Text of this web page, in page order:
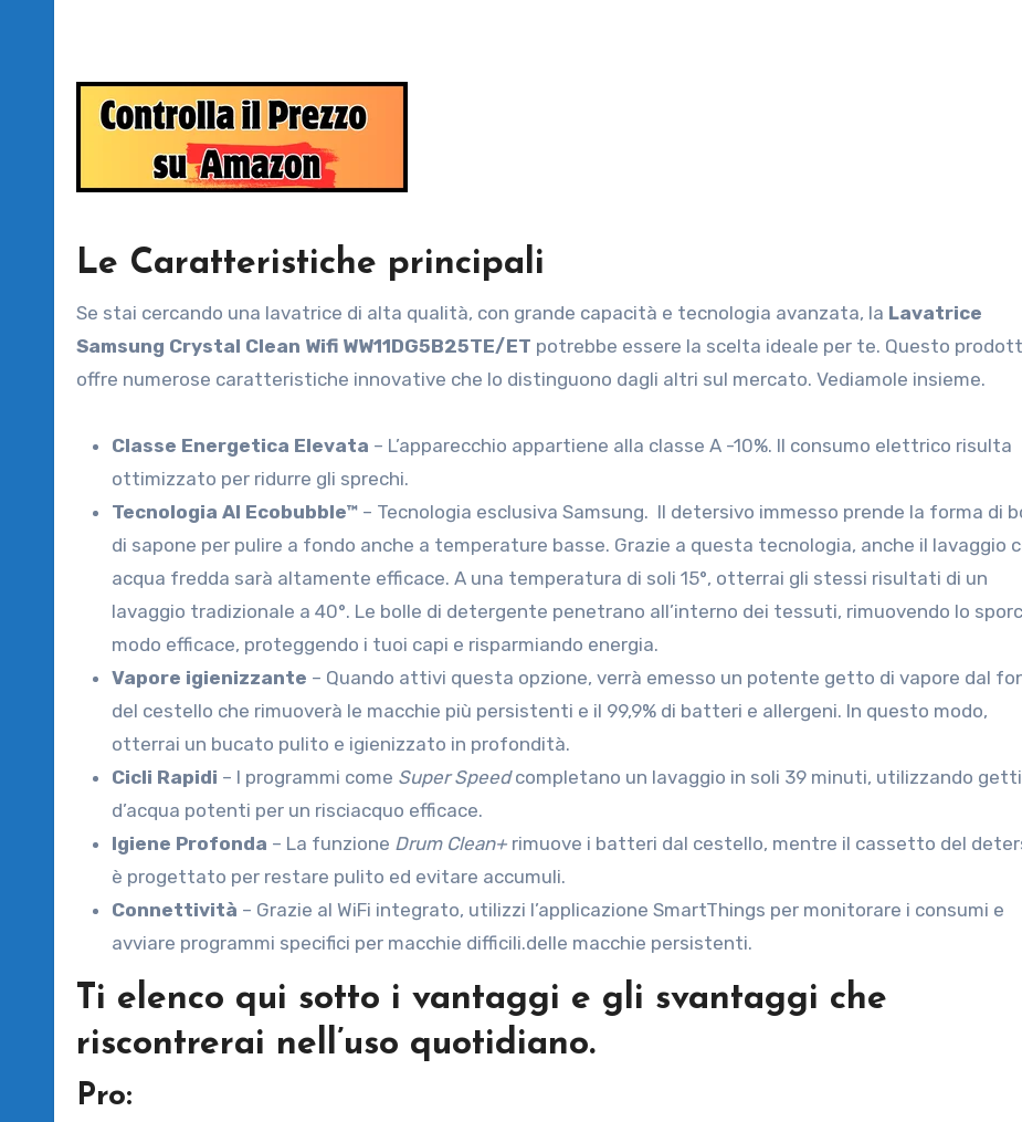
Le Caratteristiche principali
Se stai cercando una lavatrice di alta qualità, con grande capacità e tecnologia avanzata, la Lavatrice
Samsung Crystal Clean Wifi WW11DG5B25TE/ET potrebbe essere la scelta ideale per te. Questo
offre numerose caratteristiche innovative che lo distinguono dagli altri sul mercato. Vediamole insieme.
Classe Energetica Elevata – L’apparecchio appartiene alla classe A -10%. Il consumo elettrico risulta
ottimizzato per ridurre gli sprechi.
Tecnologia AI Ecobubble™ – Tecnologia esclusiva Samsung. Il detersivo immesso prende la forma di
di sapone per pulire a fondo anche a temperature basse. Grazie a questa tecnologia, anche il lavaggio
acqua fredda sarà altamente efficace. A una temperatura di soli 15°, otterrai gli stessi risultati di un
lavaggio tradizionale a 40°. Le bolle di detergente penetrano all’interno dei tessuti, rimuovendo lo
modo efficace, proteggendo i tuoi capi e risparmiando energia.
Vapore igienizzante – Quando attivi questa opzione, verrà emesso un potente getto di vapore dal
del cestello che rimuoverà le macchie più persistenti e il 99,9% di batteri e allergeni. In questo modo,
otterrai un bucato pulito e igienizzato in profondità.
Cicli Rapidi – I programmi come Super Speedcompletano un lavaggio in soli 39 minuti, utilizzando getti
d’acqua potenti per un risciacquo efficace.
Igiene Profonda – La funzione Drum Clean+ rimuove i batteri dal cestello, mentre il cassetto del
è progettato per restare pulito ed evitare accumuli.
Connettività – Grazie al WiFi integrato, utilizzi l’applicazione SmartThings per monitorare i consumi e
avviare programmi specifici per macchie difficili.delle macchie persistenti.
Ti elenco qui sotto i vantaggi e gli svantaggi che
riscontrerai nell’uso quotidiano.
Pro: